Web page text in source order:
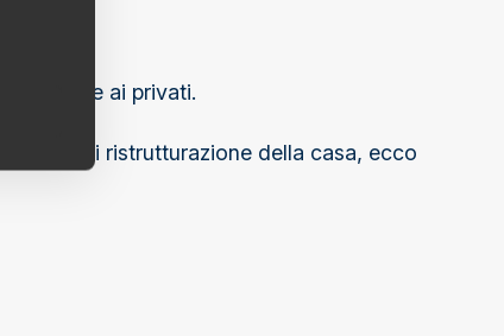
che ai privati.
di ristrutturazione della casa, ecco